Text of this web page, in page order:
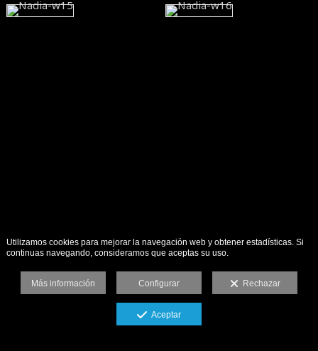
Utilizamos cookies para mejorar la navegación web y obtener estadísticas. Si
continuas navegando, consideramos que aceptas su uso.
Más información Configurar Rechazar
Aceptar